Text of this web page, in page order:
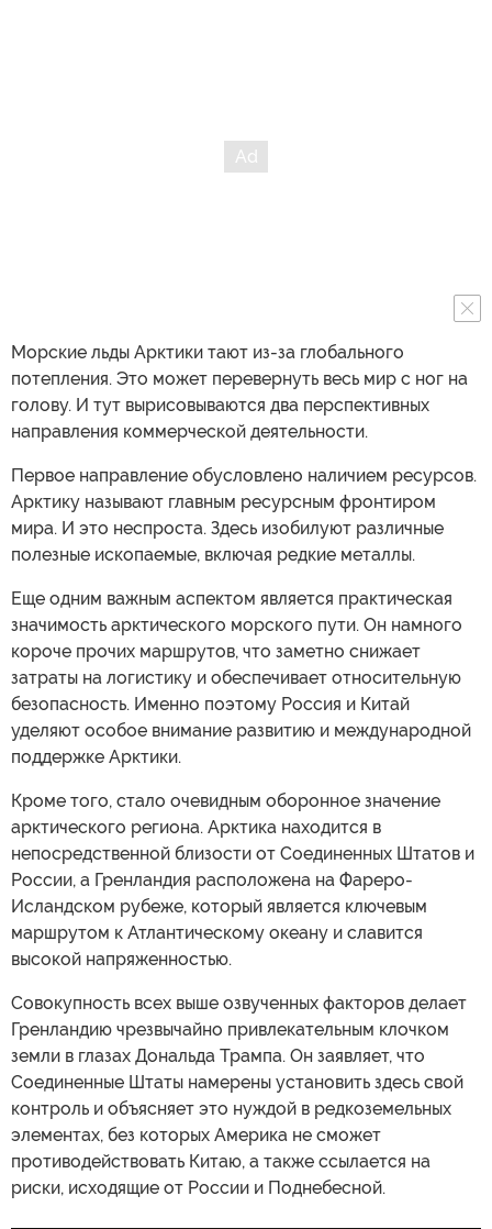
Морские льды Арктики тают из-за глобального
потепления. Это может перевернуть весь мир с ног на
голову. И тут вырисовываются два перспективных
направления коммерческой деятельности.
Первое направление обусловлено наличием ресурсов.
Арктику называют главным ресурсным фронтиром
мира. И это неспроста. Здесь изобилуют различные
полезные ископаемые, включая редкие металлы.
Еще одним важным аспектом является практическая
значимость арктического морского пути. Он намного
короче прочих маршрутов, что заметно снижает
затраты на логистику и обеспечивает относительную
безопасность. Именно поэтому Россия и Китай
уделяют особое внимание развитию и международной
поддержке Арктики.
Кроме того, стало очевидным оборонное значение
арктического региона. Арктика находится в
непосредственной близости от Соединенных Штатов и
России, а Гренландия расположена на Фареро-
Исландском рубеже, который является ключевым
маршрутом к Атлантическому океану и славится
высокой напряженностью.
Совокупность всех выше озвученных факторов делает
Гренландию чрезвычайно привлекательным клочком
земли в глазах Дональда Трампа. Он заявляет, что
Соединенные Штаты намерены установить здесь свой
контроль и объясняет это нуждой в редкоземельных
элементах, без которых Америка не сможет
противодействовать Китаю, а также ссылается на
риски, исходящие от России и Поднебесной.